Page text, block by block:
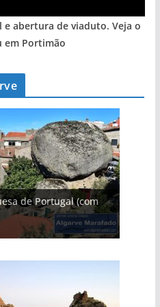
e abertura de viaduto. Veja o
em Portimão
de Portugal (com
vídeo)